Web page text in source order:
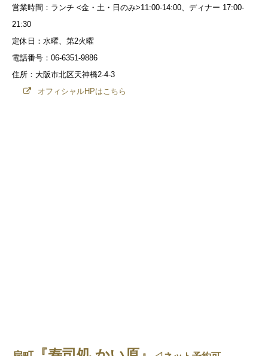
営業時間：ランチ <金・土・日のみ>11:00-14:00、ディナー 17:00-
21:30
定休日：水曜、第2火曜
電話番号：06-6351-9886
住所：大阪市北区天神橋2-4-3
オフィシャルHPはこちら